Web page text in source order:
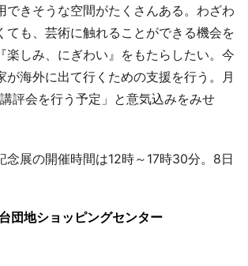
できそうな空間がたくさんある。わざわ
ても、芸術に触れることができる機会を
楽しみ、にぎわい』をもたらしたい。今
が海外に出て行くための支援を行う。月
評会を行う予定」と意気込みをみせ
展の開催時間は12時～17時30分。8日
団地ショッピングセンター